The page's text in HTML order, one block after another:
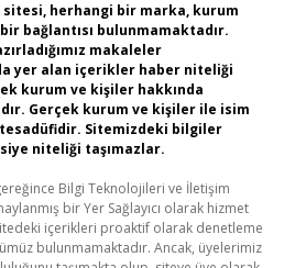
herhangi bir marka, kurum
bağlantısı bulunmamaktadır.
makaleler
yer alan içerikler haber niteliği
kurum ve kişiler hakkında
Gerçek kurum ve kişiler ile isim
Sitemizdeki bilgiler
niteliği taşımazlar.
Bilgi Teknolojileri ve İletişim
bir Yer Sağlayıcı olarak hizmet
içerikleri proaktif olarak denetleme
bulunmamaktadır. Ancak, üyelerimiz